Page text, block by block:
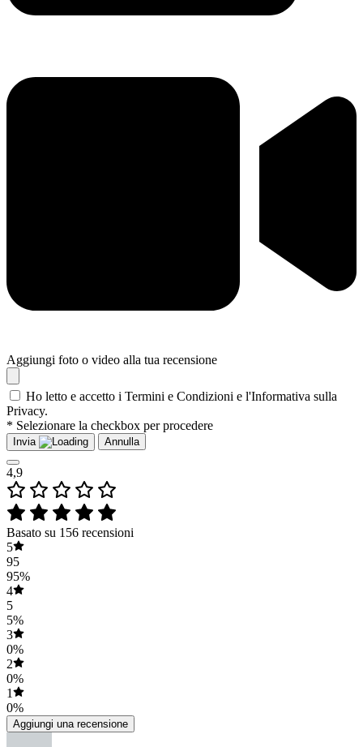
Aggiungi foto o video alla tua recensione
Ho letto e accetto i Termini e Condizioni e l'Informativa sulla
Privacy.
* Selezionare la checkbox per procedere
Invia Annulla
4,9
Basato su 156 recensioni
5
95
95%
4
5
5%
3
0%
2
0%
1
0%
Aggiungi una recensione